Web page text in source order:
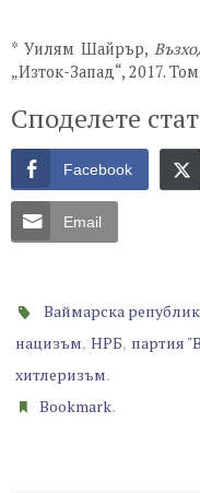
* Уилям Шайрър,
„Изток-Запад“, 2017.
Споделете
Facebook
Email
Ваймарска
нацизъм, НРБ, партия
хитлеризъм.
Bookmark.